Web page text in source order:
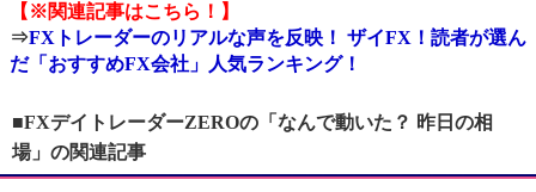
【※関連記事はこちら！】
⇒FXトレーダーのリアルな声を反映！ ザイFX！読者が選ん
だ「おすすめFX会社」人気ランキング！
■FXデイトレーダーZEROの「なんで動いた？ 昨日の相
場」の関連記事